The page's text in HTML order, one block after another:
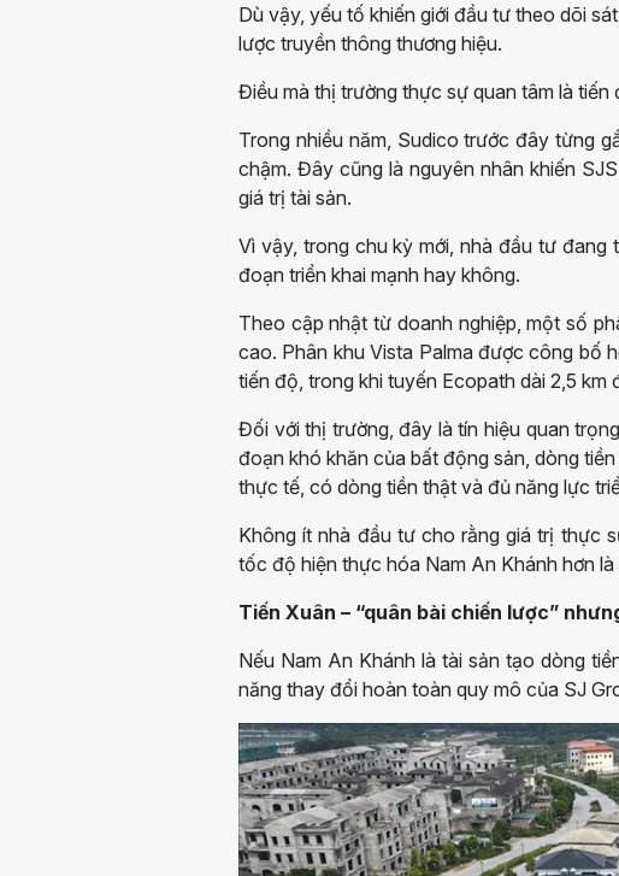
Dù vậy, yếu tố khiến giới đầu tư theo dõi
lược truyền thông thương hiệu.
Điều mà thị trường thực sự quan tâm là tiến
Trong nhiều năm, Sudico trước đây từng
chậm. Đây cũng là nguyên nhân khiến
giá trị tài sản.
Vì vậy, trong chu kỳ mới, nhà đầu tư
đoạn triển khai mạnh hay không.
Theo cập nhật từ doanh nghiệp, một số
cao. Phân khu Vista Palma được công bố
tiến độ, trong khi tuyến Ecopath dài 2,5 km
Đối với thị trường, đây là tín hiệu quan
đoạn khó khăn của bất động sản, dòng
thực tế, có dòng tiền thật và đủ năng lực
Không ít nhà đầu tư cho rằng giá trị thực
tốc độ hiện thực hóa Nam An Khánh hơn
Tiến Xuân – “quân bài chiến lược”
Nếu Nam An Khánh là tài sản tạo dòng
năng thay đổi hoàn toàn quy mô của SJ